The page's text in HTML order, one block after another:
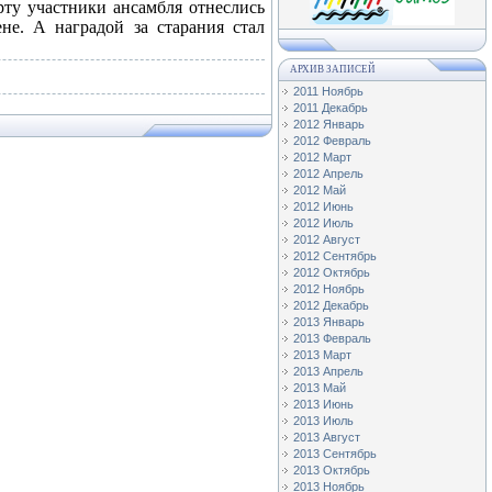
участники ансамбля отнеслись
А наградой за старания стал
АРХИВ ЗАПИСЕЙ
2011 Ноябрь
2011 Декабрь
2012 Январь
2012 Февраль
2012 Март
2012 Апрель
2012 Май
2012 Июнь
2012 Июль
2012 Август
2012 Сентябрь
2012 Октябрь
2012 Ноябрь
2012 Декабрь
2013 Январь
2013 Февраль
2013 Март
2013 Апрель
2013 Май
2013 Июнь
2013 Июль
2013 Август
2013 Сентябрь
2013 Октябрь
2013 Ноябрь